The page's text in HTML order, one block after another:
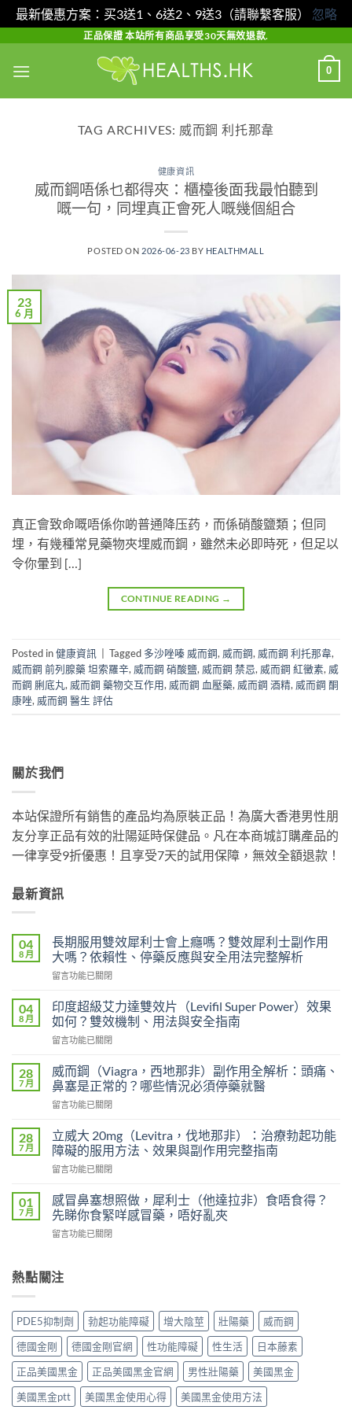
最新優惠方案：买3送1、6送2、9送3（請聯繫客服） 忽略
content
正品保證 本站所有商品享受30天無效退款.
0
TAG ARCHIVES: 威而鋼 利托那韋
健康資訊
威而鋼唔係乜都得夾：櫃檯後面我最怕聽到
嘅一句，同埋真正會死人嘅幾個組合
POSTED ON 2026-06-23 BY HEALTHMALL
23
6 月
真正會致命嘅唔係你啲普通降压药，而係硝酸鹽類；但同
埋，有幾種常見藥物夾埋威而鋼，雖然未必即時死，但足以
令你暈到 […]
CONTINUE READING →
Posted in健康資訊 | Tagged 多沙唑嗪 威而鋼, 威而鋼, 威而鋼 利托那韋,
威而鋼 前列腺藥 坦索羅辛, 威而鋼 硝酸鹽, 威而鋼 禁忌, 威而鋼 紅黴素, 威
而鋼 脷底丸, 威而鋼 藥物交互作用, 威而鋼 血壓藥, 威而鋼 酒精, 威而鋼 酮
康唑, 威而鋼 醫生 評估
關於我們
本站保證所有銷售的產品均為原裝正品！為廣大香港男性朋
友分享正品有效的壯陽延時保健品。凡在本商城訂購產品的
一律享受9折優惠！且享受7天的試用保障，無效全額退款！
最新資訊
04
8 月
長期服用雙效犀利士會上癮嗎？雙效犀利士副作用
大嗎？依賴性、停藥反應與安全用法完整解析
在
期
服
用
雙
犀
利
士
會
癮
嗎？
效
利
士
副
大
嗎？
賴
性、
停
藥
反
應
與
安
留言功能已關閉
04
8 月
印度超級艾力達雙效片（Levifil Super Power）效果
如何？雙效機制、用法與安全指南
在
度
超
級
艾
達
雙
效
片
Super
Power）
果
雙
制、
用
法
與
安
全
指
留言功能已關閉
28
7 月
威而鋼（Viagra，西地那非）副作用全解析：頭痛、
鼻塞是正常的？哪些情況必須停藥就醫
在
而
鋼
（Viagra，
西
那
非）
副
作
解
痛、
鼻
塞
是
正
常
的？
留言功能已關閉
28
7 月
立威大 20mg（Levitra，伐地那非）：治療勃起功能
障礙的服用方法、效果與副作用完整指南
在
威
大
20mg（Levitra，
伐
非）：
勃
起
功
能
障
礙
的
留言功能已關閉
01
7 月
感冒鼻塞想照做，犀利士（他達拉非）食唔食得？
先睇你食緊咩感冒藥，唔好亂夾
在
鼻
塞
照
做，
犀
利
士
（他
達
拉
留言功能已關閉
熱點關注
PDE5抑制劑 勃起功能障礙 增大陰莖 壯陽藥
威而鋼
德國金剛
德國金剛官網 性功能障礙 性生活
日本藤素
正品美國黑金
正品美國黑金官網 男性壯陽藥
美國黑金
美國黑金ptt
美國黑金使用心得 美國黑金使用方法